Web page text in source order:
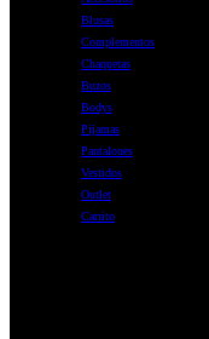
Blusas
Complementos
Chaquetas
Buzos
Bodys
Pijamas
Pantalones
Vestidos
Outlet
Carrito